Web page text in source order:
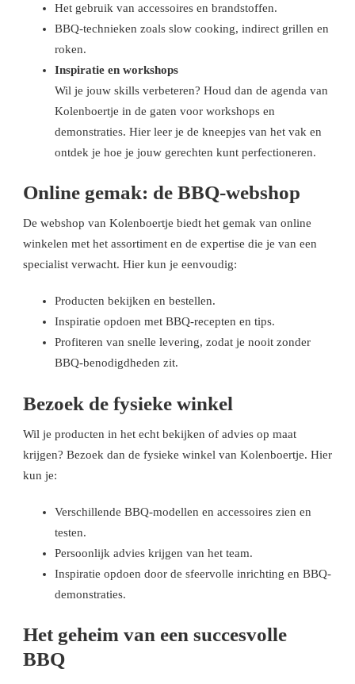
Het gebruik van accessoires en brandstoffen.
BBQ-technieken zoals slow cooking, indirect grillen en
roken.
Inspiratie en workshops
Wil je jouw skills verbeteren? Houd dan de agenda van
Kolenboertje in de gaten voor workshops en
demonstraties. Hier leer je de kneepjes van het vak en
ontdek je hoe je jouw gerechten kunt perfectioneren.
Online gemak: de BBQ-webshop
De webshop van Kolenboertje biedt het gemak van online
winkelen met het assortiment en de expertise die je van een
specialist verwacht. Hier kun je eenvoudig:
Producten bekijken en bestellen.
Inspiratie opdoen met BBQ-recepten en tips.
Profiteren van snelle levering, zodat je nooit zonder
BBQ-benodigdheden zit.
Bezoek de fysieke winkel
Wil je producten in het echt bekijken of advies op maat
krijgen? Bezoek dan de fysieke winkel van Kolenboertje. Hier
kun je:
Verschillende BBQ-modellen en accessoires zien en
testen.
Persoonlijk advies krijgen van het team.
Inspiratie opdoen door de sfeervolle inrichting en BBQ-
demonstraties.
Het geheim van een succesvolle
BBQ